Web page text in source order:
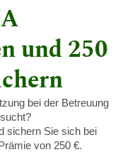
und 250
bei der Betreuung
sichern Sie sich bei
von 250 €.